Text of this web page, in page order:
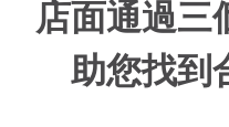
店面通過三
助您找到